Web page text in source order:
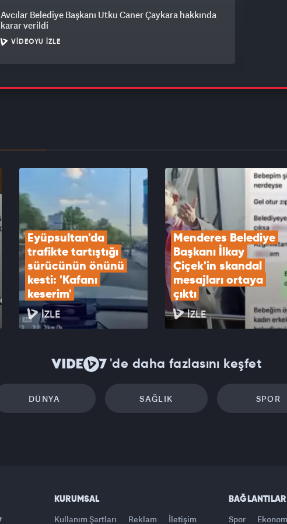
Avcılar Belediye Başkanı Utku Caner Çaykara hakkında
karar verildi
VIDEOYU İZLE
MGK toplantısı sona erdi: Bildiri yayımlandı
VIDEOYU İZLE
Eyüpsultan'da
trafikte tartıştığı
sürücünün önünü
kesti: 'Kafanı
keserim'
İZLE
Menderes Belediye
Başkanı İlkay
Çiçek'in skandal
mesajları ortaya
çıktı
İZLE
'de daha fazlasını keşfet
DÜNYA SAĞLIK SPOR
KURUMSAL
Kullanım Şartları Reklam İletişim
BAĞLANTILAR
Spor